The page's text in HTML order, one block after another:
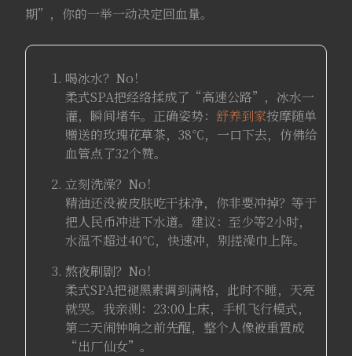
期”，你的一举一动决定回血量。
喝冰水？No！
柔式SPA把经络揉成了“高速公路”，冰水一
灌，瞬间堵车。正确姿势： 舒养到家按摩随单
赠送的玫瑰花草茶，38℃，一口下去，仿佛给
血管点了32个赞。
立刻洗澡？No！
精油还没被皮肤吃干抹净，你非要冲掉？等于
把人民币冲进下水道。建议：至少等2小时，
水温不超过40℃，快速冲，别搓澡巾上阵。
熬夜刷剧？No！
柔式SPA把褪黑素调到满格，此时不睡，天亮
就哭。我亲测：23:00上床，手机飞行模式，
第二天闹钟响之前先醒，整个人像被重置成
“出厂仙女”。